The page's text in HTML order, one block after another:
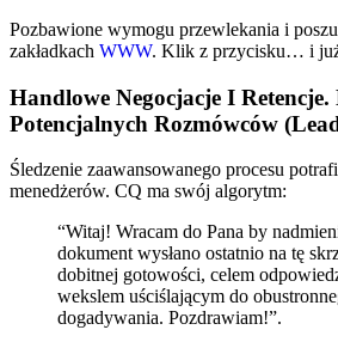
Pozbawione wymogu przewlekania i
zakładkach WWW. Klik z przycisku… i
Handlowe Negocjacje I
Potencjalnych Rozmówców
Śledzenie zaawansowanego procesu
menedżerów. CQ ma swój algorytm:
“Witaj! Wracam do Pana by
dokument wysłano ostatnio na tę
dobitnej gotowości, celem
wekslem uściślającym do
dogadywania. Pozdrawiam!”.